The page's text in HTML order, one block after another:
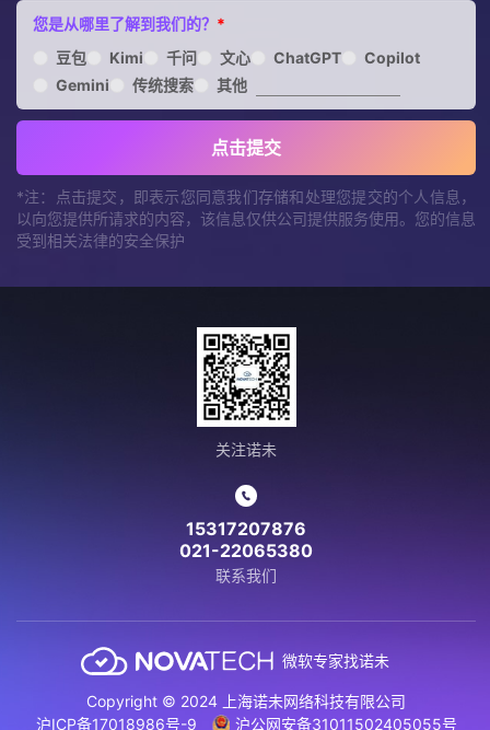
您是从哪里了解到我们的？ *
豆包
Kimi 千问 文心 ChatGPT
Copilot
Gemini
传统搜索 其他
点击提交
*注：点击提交，即表示您同意我们存储和处理您提交的个人信息，
以向您提供所请求的内容，该信息仅供公司提供服务使用。您的信息
受到相关法律的安全保护
关注诺未
15317207876
021-22065380
联系我们
微软专家找诺未
Copyright © 2024 上海诺未网络科技有限公司
沪ICP备17018986号-9
沪公网安备31011502405055号